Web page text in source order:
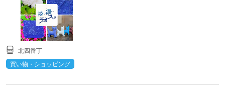
北四番丁
買い物・ショッピング